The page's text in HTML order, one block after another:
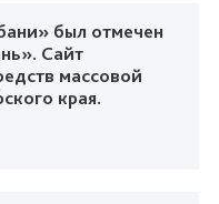
был отмечен
Сайт
массовой
края.